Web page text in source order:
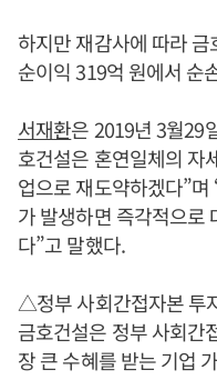
하지만 재감사에 따라
순이익 319억 원에서 순
서재환은 2019년 3월29
호건설은 혼연일체의 자
업으로 재도약하겠다”
가 발생하면 즉각적으로
다”고 말했다.
△정부 사회간접자본 투
금호건설은 정부 사회간
장 큰 수혜를 받는 기업